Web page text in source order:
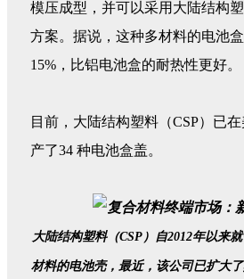
模压成型，并可以采用大陆结构
方案。据说，这种多材料的电池
15%，比铝电池盒的耐热性更好。
目前，大陆结构塑料（CSP）已
产了34 种电池盒盖。
大陆结构塑料（CSP）自2012年以来
材料的电池壳，最近，该公司已扩大